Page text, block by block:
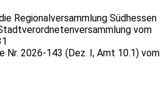
Regionalversammlung Südhessen
vom
Nr. 2026-143 (Dez. I, Amt 10.1) vom